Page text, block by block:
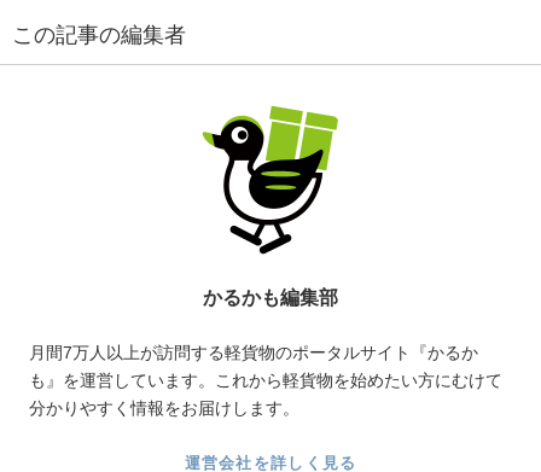
この記事の編集者
かるかも編集部
月間7万人以上が訪問する軽貨物のポータルサイト『かるか
も』を運営しています。これから軽貨物を始めたい方にむけて
分かりやすく情報をお届けします。
運営会社を詳しく見る